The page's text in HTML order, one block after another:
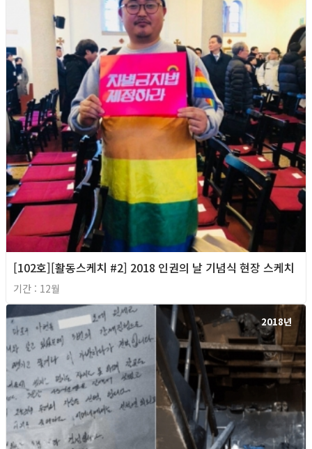
[102호][활동스케치 #2] 2018 인권의 날 기념식 현장 스케치
기간 : 12월
2018년